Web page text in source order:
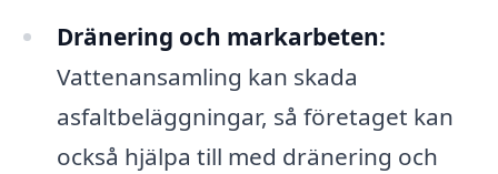
Dränering och markarbeten:
Vattenansamling kan skada
asfaltbeläggningar, så företaget kan
också hjälpa till med dränering och